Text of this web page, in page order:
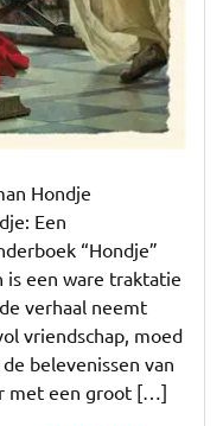
Hondje
Een
“Hondje”
is een ware traktatie
verhaal neemt
vriendschap, moed
belevenissen van
met een groot […]